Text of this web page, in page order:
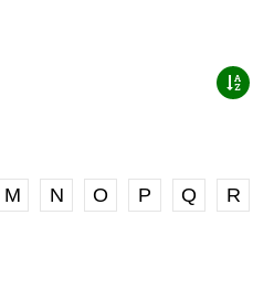
M N O P Q
R